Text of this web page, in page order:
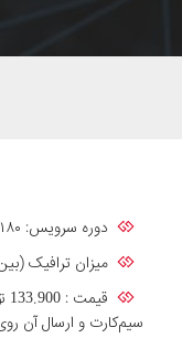
دوره سرویس: ۱۸۰ روزه
میزان ترافیک (بین‌الملل):
سیم‌کارت و ارسال آن